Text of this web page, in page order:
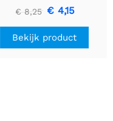
premium draadheader
header einden - 5 mm
LED's
€ 8,25 € 4,15
Bekijk product